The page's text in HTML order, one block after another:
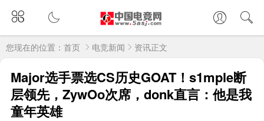
您现在的位置： 首页 电竞新闻 资讯正文
Major选手票选CS历史GOAT！s1mple断
层领先，ZywOo次席，donk直言：他是我
童年英雄